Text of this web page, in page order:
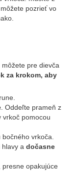
pozrieť vo
pre dievča
za krokom, aby
. Oddeľte prameň z
vrkoč pomocou
vrkoča.
hlavy adočasne
presne opakujúce